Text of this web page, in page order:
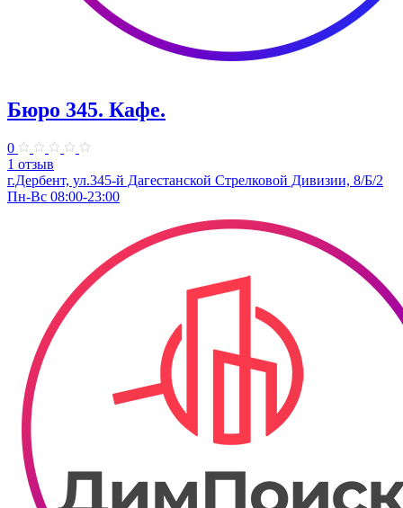
Бюро 345. Кафе.
0
1 отзыв
г.Дербент, ​ул.345-й Дагестанской Стрелковой Дивизии, 8/Б/2
Пн-Вс 08:00-23:00